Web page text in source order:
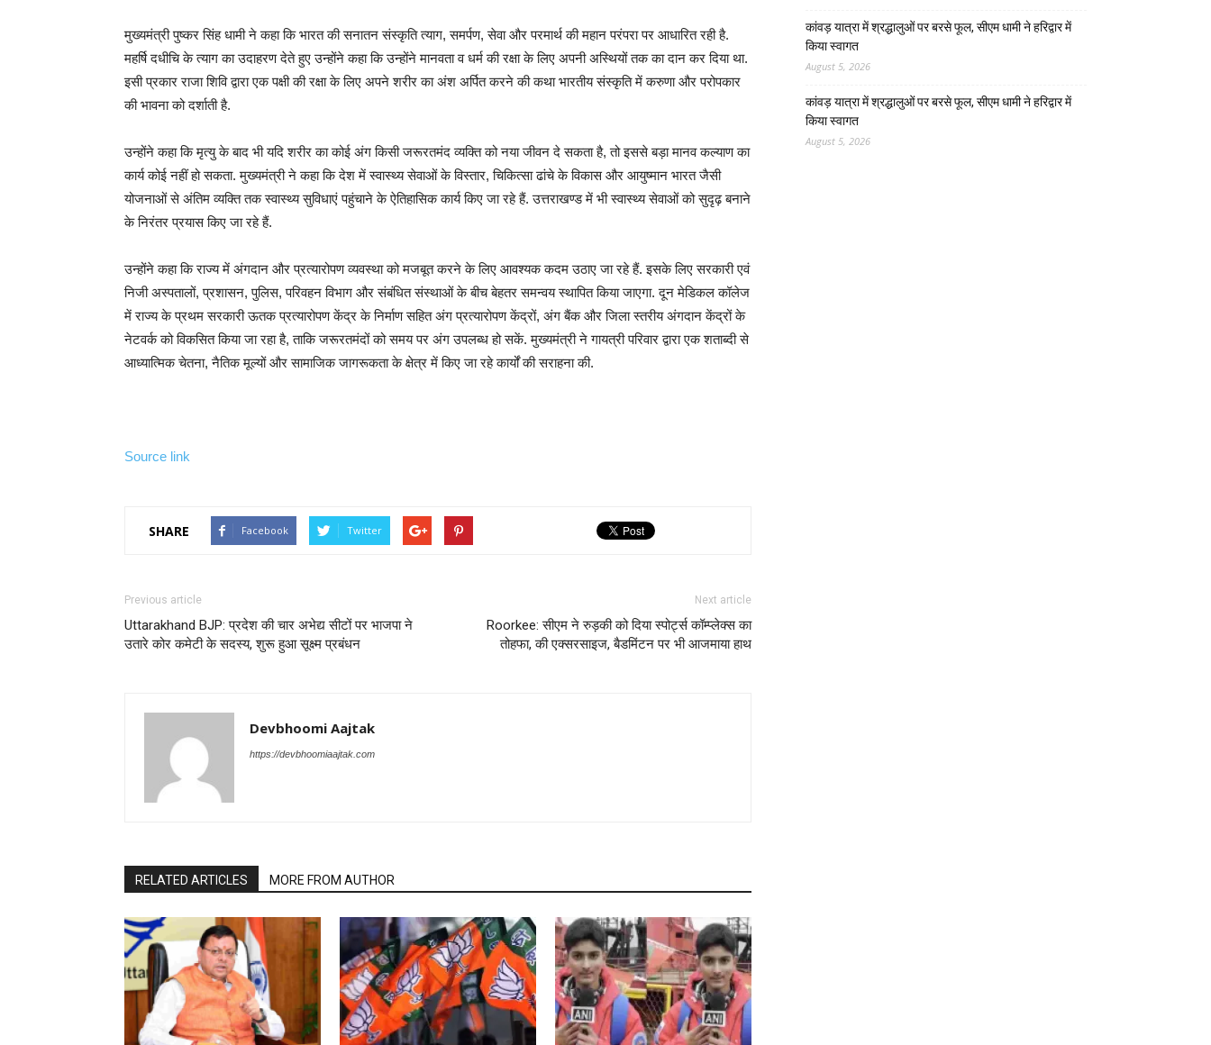
मुख्यमंत्री पुष्कर सिंह धामी ने कहा कि भारत की सनातन संस्कृति त्याग, समर्पण, सेवा और परमार्थ की महान परंपरा पर आधारित रही है.
महर्षि दधीचि के त्याग का उदाहरण देते हुए उन्होंने कहा कि उन्होंने मानवता व धर्म की रक्षा के लिए अपनी अस्थियों तक का दान कर दिया था.
इसी प्रकार राजा शिवि द्वारा एक पक्षी की रक्षा के लिए अपने शरीर का अंश अर्पित करने की कथा भारतीय संस्कृति में करुणा और परोपकार
की भावना को दर्शाती है.
उन्होंने कहा कि मृत्यु के बाद भी यदि शरीर का कोई अंग किसी जरूरतमंद व्यक्ति को नया जीवन दे सकता है, तो इससे बड़ा मानव कल्याण का
कार्य कोई नहीं हो सकता. मुख्यमंत्री ने कहा कि देश में स्वास्थ्य सेवाओं के विस्तार, चिकित्सा ढांचे के विकास और आयुष्मान भारत जैसी
योजनाओं से अंतिम व्यक्ति तक स्वास्थ्य सुविधाएं पहुंचाने के ऐतिहासिक कार्य किए जा रहे हैं. उत्तराखण्ड में भी स्वास्थ्य सेवाओं को सुदृढ़ बनाने
के निरंतर प्रयास किए जा रहे हैं.
उन्होंने कहा कि राज्य में अंगदान और प्रत्यारोपण व्यवस्था को मजबूत करने के लिए आवश्यक कदम उठाए जा रहे हैं. इसके लिए सरकारी एवं
निजी अस्पतालों, प्रशासन, पुलिस, परिवहन विभाग और संबंधित संस्थाओं के बीच बेहतर समन्वय स्थापित किया जाएगा. दून मेडिकल कॉलेज
में राज्य के प्रथम सरकारी ऊतक प्रत्यारोपण केंद्र के निर्माण सहित अंग प्रत्यारोपण केंद्रों, अंग बैंक और जिला स्तरीय अंगदान केंद्रों के
नेटवर्क को विकसित किया जा रहा है, ताकि जरूरतमंदों को समय पर अंग उपलब्ध हो सकें. मुख्यमंत्री ने गायत्री परिवार द्वारा एक शताब्दी से
आध्यात्मिक चेतना, नैतिक मूल्यों और सामाजिक जागरूकता के क्षेत्र में किए जा रहे कार्यों की सराहना की.
Source link
SHARE Facebook Twitter
Previous article
Uttarakhand BJP: प्रदेश की चार अभेद्य सीटों पर भाजपा ने
उतारे कोर कमेटी के सदस्य, शुरू हुआ सूक्ष्म प्रबंधन
Next article
Roorkee: सीएम ने रुड़की को दिया स्पोर्ट्स कॉम्प्लेक्स का
तोहफा, की एक्सरसाइज, बैडमिंटन पर भी आजमाया हाथ
Devbhoomi Aajtak
https://devbhoomiaajtak.com
RELATED ARTICLES MORE FROM AUTHOR
कांवड़ यात्रा में श्रद्धालुओं पर बरसे फूल, सीएम धामी ने हरिद्वार में
किया स्वागत
August 5, 2026
कांवड़ यात्रा में श्रद्धालुओं पर बरसे फूल, सीएम धामी ने हरिद्वार में
किया स्वागत
August 5, 2026